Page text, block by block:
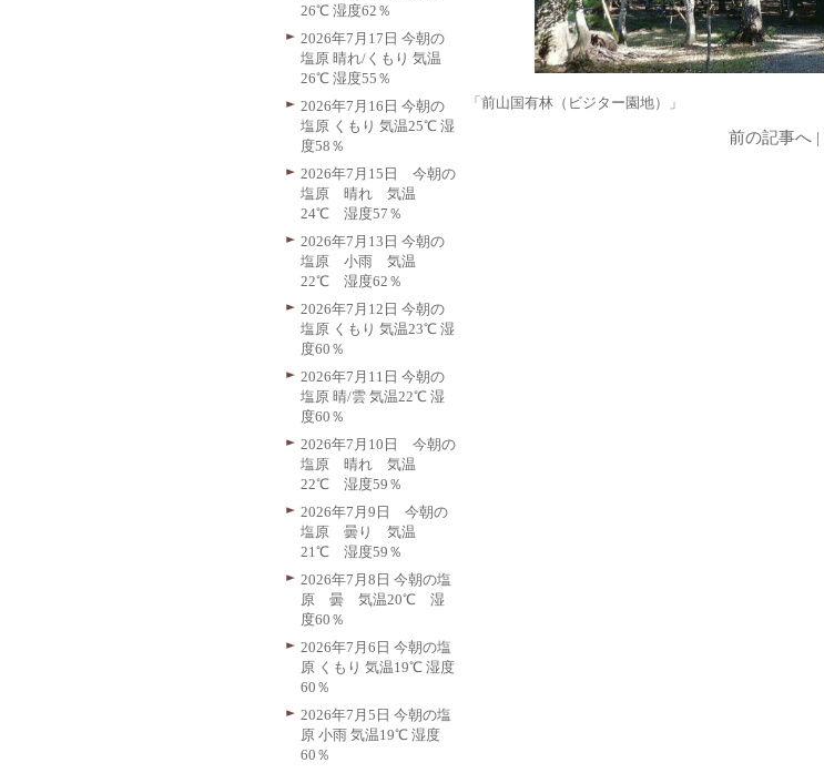
「前山国有林（ビジター園地）」
前の記事へ|
26℃ 湿度62％
2026年7月17日 今朝の
塩原 晴れ/くもり 気温
26℃ 湿度55％
2026年7月16日 今朝の
塩原 くもり 気温25℃ 湿
度58％
2026年7月15日 今朝の
塩原 晴れ 気温
24℃ 湿度57％
2026年7月13日 今朝の
塩原 小雨 気温
22℃ 湿度62％
2026年7月12日 今朝の
塩原 くもり 気温23℃ 湿
度60％
2026年7月11日 今朝の
塩原 晴/雲 気温22℃ 湿
度60％
2026年7月10日 今朝の
塩原 晴れ 気温
22℃ 湿度59％
2026年7月9日 今朝の
塩原 曇り 気温
21℃ 湿度59％
2026年7月8日 今朝の塩
原 曇 気温20℃ 湿
度60％
2026年7月6日 今朝の塩
原 くもり 気温19℃ 湿度
60％
2026年7月5日 今朝の塩
原 小雨 気温19℃ 湿度
60％